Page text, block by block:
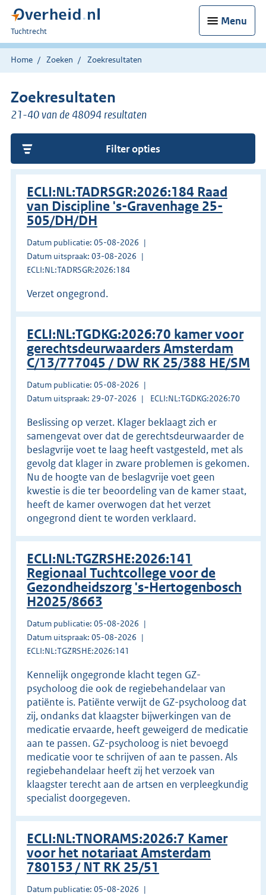
Menu
U
bent
hier:
Tuchtrecht
Home Zoeken Zoekresultaten
Zoekresultaten
21-40 van de 48094 resultaten
Filter opties
ECLI:NL:TADRSGR:2026:184 Raad
van Discipline 's-Gravenhage 25-
505/DH/DH
Datum publicatie: 05-08-2026
Datum uitspraak: 03-08-2026
ECLI:NL:TADRSGR:2026:184
Verzet ongegrond.
ECLI:NL:TGDKG:2026:70 kamer voor
gerechtsdeurwaarders Amsterdam
C/13/777045 / DW RK 25/388 HE/SM
Datum publicatie: 05-08-2026
Datum uitspraak: 29-07-2026
ECLI:NL:TGDKG:2026:70
Beslissing op verzet. Klager beklaagt zich er
samengevat over dat de gerechtsdeurwaarder de
beslagvrije voet te laag heeft vastgesteld, met als
gevolg dat klager in zware problemen is gekomen.
Nu de hoogte van de beslagvrije voet geen
kwestie is die ter beoordeling van de kamer staat,
heeft de kamer overwogen dat het verzet
ongegrond dient te worden verklaard.
ECLI:NL:TGZRSHE:2026:141
Regionaal Tuchtcollege voor de
Gezondheidszorg 's-Hertogenbosch
H2025/8663
Datum publicatie: 05-08-2026
Datum uitspraak: 05-08-2026
ECLI:NL:TGZRSHE:2026:141
Kennelijk ongegronde klacht tegen GZ-
psycholoog die ook de regiebehandelaar van
patiënte is. Patiënte verwijt de GZ-psycholoog dat
zij, ondanks dat klaagster bijwerkingen van de
medicatie ervaarde, heeft geweigerd de medicatie
aan te passen. GZ-psycholoog is niet bevoegd
medicatie voor te schrijven of aan te passen. Als
regiebehandelaar heeft zij het verzoek van
klaagster terecht aan de artsen en verpleegkundig
specialist doorgegeven.
ECLI:NL:TNORAMS:2026:7 Kamer
voor het notariaat Amsterdam
780153 / NT RK 25/51
Datum publicatie: 05-08-2026